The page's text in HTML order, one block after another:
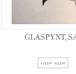
GLASPYNT,
one size